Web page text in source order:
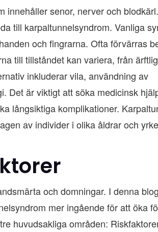
innehåller senor, nerver och
till karpaltunnelsyndrom. Vanliga
och fingrarna. Ofta förvärras
till tillståndet kan variera, från
inkluderar vila, användning av
Det är viktigt att söka medicinsk
långsiktiga komplikationer.
av individer i olika åldrar och
och domningar. I denna
mer ingående för att öka
huvudsakliga områden: